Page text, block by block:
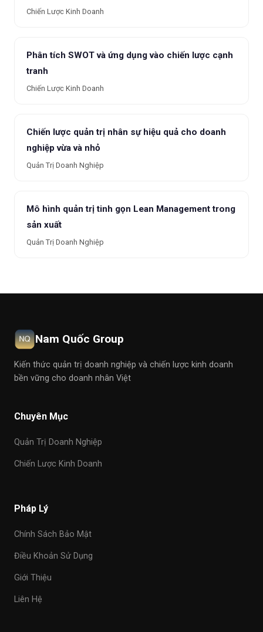
Chiến Lược Kinh Doanh
Phân tích SWOT và ứng dụng vào chiến lược cạnh
tranh
Chiến Lược Kinh Doanh
Chiến lược quản trị nhân sự hiệu quả cho doanh
nghiệp vừa và nhỏ
Quản Trị Doanh Nghiệp
Mô hình quản trị tinh gọn Lean Management trong
sản xuất
Quản Trị Doanh Nghiệp
Nam Quốc Group
Kiến thức quản trị doanh nghiệp và chiến lược kinh doanh
bền vững cho doanh nhân Việt
Chuyên Mục
Quản Trị Doanh Nghiệp
Chiến Lược Kinh Doanh
Pháp Lý
Chính Sách Bảo Mật
Điều Khoản Sử Dụng
Giới Thiệu
Liên Hệ